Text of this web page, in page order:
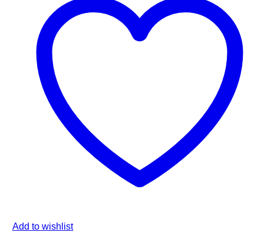
Add to wishlist